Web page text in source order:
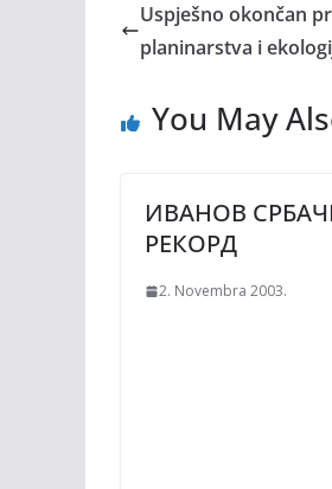
Uspješno okončan
planinarstva i
You May
ИВАНОВ
РЕКОРД
2. Novembra 2003.